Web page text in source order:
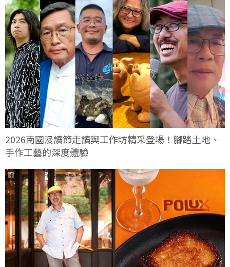
2026南國漫讀節走讀與工作坊精采登場！腳踏土地、
手作工藝的深度體驗